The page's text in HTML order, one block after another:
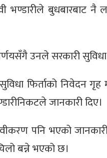
भण्डारीले
उनले सरकारी सुविधा
सुविधा फिर्ताको
जानकारी दिए।
पनि भएको
बन्ने भएको छ।